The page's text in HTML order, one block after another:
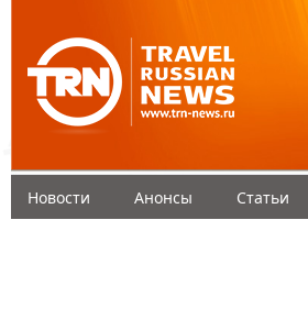
Новости Анонсы Статьи